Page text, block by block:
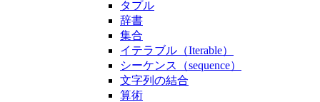
タプル
辞書
集合
イテラブル（Iterable）
シーケンス（sequence）
文字列の結合
算術